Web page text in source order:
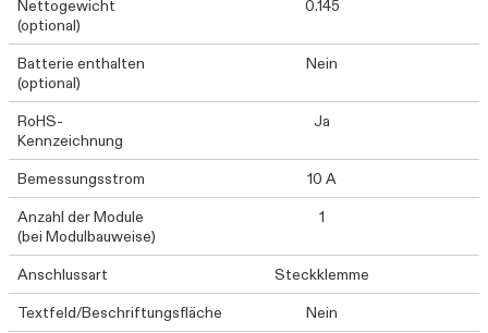
Nettogewicht
(optional)
0.145
Batterie enthalten
(optional)
Nein
RoHS-
Kennzeichnung
Ja
Bemessungsstrom
10 A
Anzahl der Module
(bei Modulbauweise)
1
Anschlussart
Steckklemme
Textfeld/Beschriftungsfläche
Nein